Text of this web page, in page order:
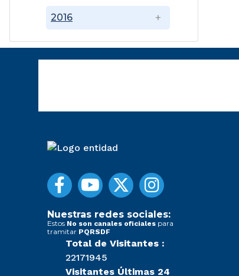
2016
Nuestras redes sociales:
Estos No son canales oficiales para
tramitar PQRSDF
Total de Visitantes :
22171945
Visitantes Últimas 24